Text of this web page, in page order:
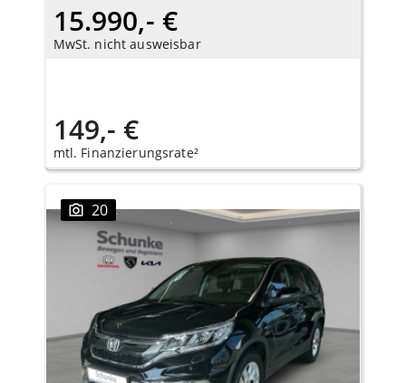
15.990,- €
MwSt. nicht ausweisbar
149,- €
mtl. Finanzierungsrate²
20